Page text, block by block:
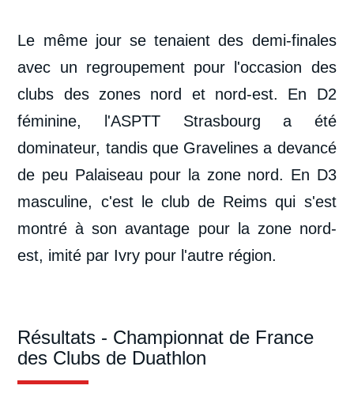
Le même jour se tenaient des demi-finales
avec un regroupement pour l'occasion des
clubs des zones nord et nord-est. En D2
féminine, l'ASPTT Strasbourg a été
dominateur, tandis que Gravelines a devancé
de peu Palaiseau pour la zone nord. En D3
masculine, c'est le club de Reims qui s'est
montré à son avantage pour la zone nord-
est, imité par Ivry pour l'autre région.
Résultats - Championnat de France
des Clubs de Duathlon